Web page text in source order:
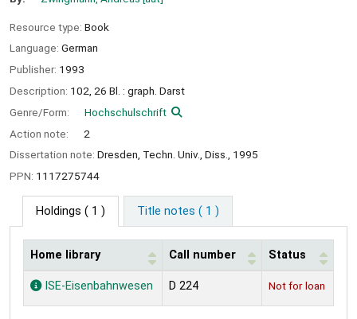
Resource type: Book
Language: German
Publisher: 1993
Description: 102, 26 Bl. : graph. Darst
Genre/Form:
Hochschulschrift
Action note:
2
Dissertation note: Dresden, Techn. Univ., Diss., 1995
PPN: 1117275744
Holdings ( 1 ) Title notes ( 1 )
Holdings
Home library Call number Status
ISE-Eisenbahnwesen D 224 Not for loan